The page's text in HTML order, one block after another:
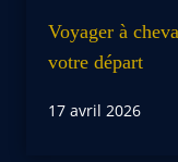
Voyager à
votre départ
17 avril 2026